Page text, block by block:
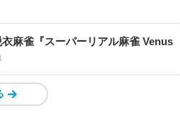
麻雀『スーパーリアル麻雀 Venus